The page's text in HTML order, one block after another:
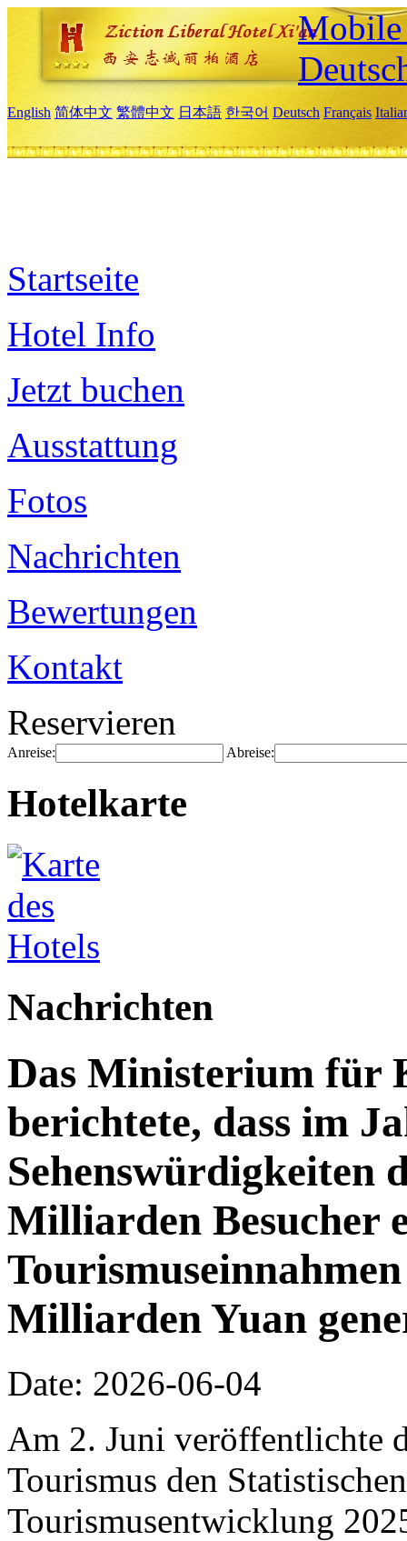
Mobile
English 简体中文 繁體中文 日本語 한국어 Deutsch Français
Startseite
Hotel Info
Jetzt buchen
Ausstattung
Fotos
Nachrichten
Bewertungen
Kontakt
Reservieren
Anreise: Abreise:
Hotelkarte
Nachrichten
Das Ministerium für
berichtete, dass im
Sehenswürdigkeiten
Milliarden Besucher
Milliarden Yuan
Date: 2026-06-04
Am 2. Juni veröffentlichte
Tourismus den
Tourismusentwicklung